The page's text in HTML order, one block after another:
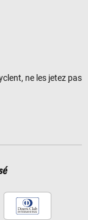
ne les jetez pas